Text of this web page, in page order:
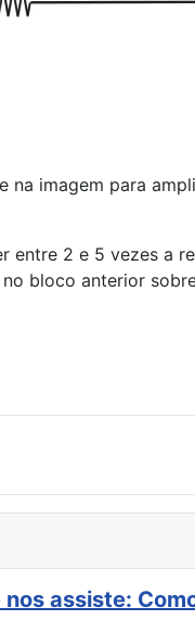
imagem para
2 e 5 vezes a
bloco anterior
assiste: